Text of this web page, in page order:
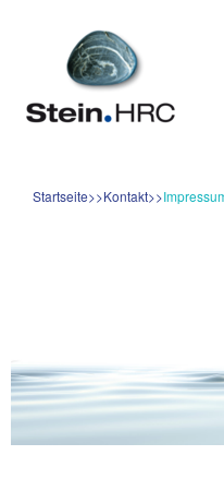
Startseite Kontakt